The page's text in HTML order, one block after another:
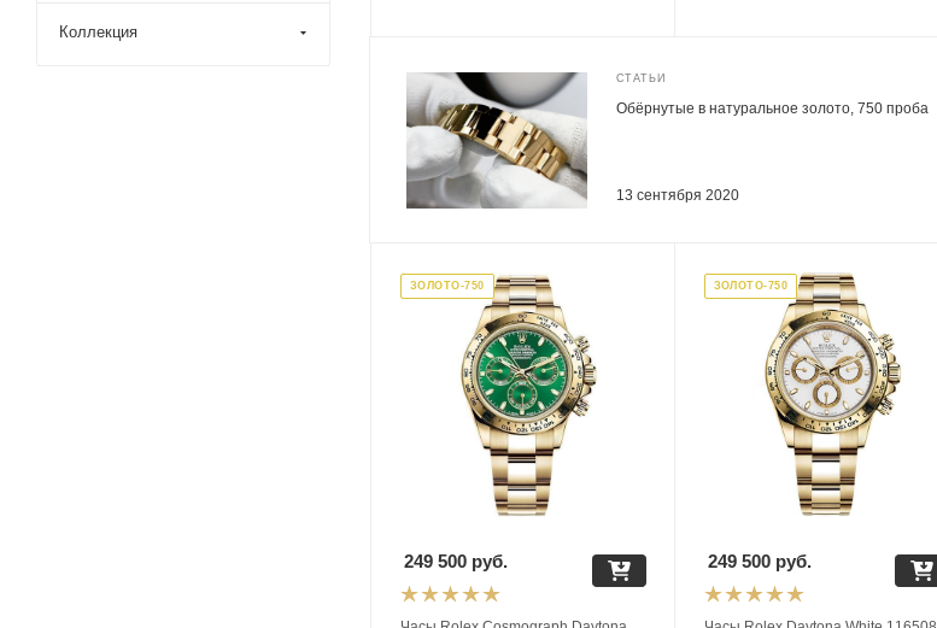
СТАТЬИ
13 сентября 2020
Обёрнутые в натуральное золото, 750 проба
ЗОЛОТО-750
249 500 руб.
ЗОЛОТО-750
249 500руб.
Коллекция